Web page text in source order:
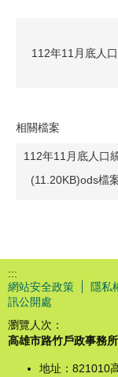
112年11月底人
相關檔案
112年11月底人口
(11.20KB)ods檔
:::
網站安全政策
隱私
訊公開處
瀏覽人次：
高雄市路竹戶政事務所
地址：821010